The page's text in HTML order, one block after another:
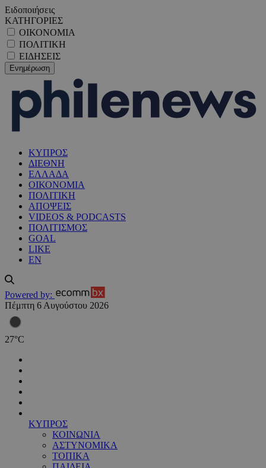
Ειδοποιήσεις
ΚΑΤΗΓΟΡΙΕΣ
ΟΙΚΟΝΟΜΙΑ
ΠΟΛΙΤΙΚΗ
ΕΙΔΗΣΕΙΣ
ΚΥΠΡΟΣ
ΔΙΕΘΝΗ
ΕΛΛΑΔΑ
ΟΙΚΟΝΟΜΙΑ
ΠΟΛΙΤΙΚΗ
ΑΠΟΨΕΙΣ
VIDEOS & PODCASTS
ΠΟΛΙΤΙΣΜΟΣ
GOAL
LIKE
EN
Powered by:
Πέμπτη 6 Αυγούστου 2026
27°C
ΚΥΠΡΟΣ
ΚΟΙΝΩΝΙΑ
ΑΣΤΥΝΟΜΙΚΑ
ΤΟΠΙΚΑ